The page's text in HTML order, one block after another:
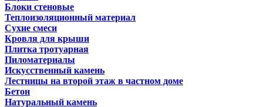
Блоки стеновые
Теплоизоляционный материал
Сухие смеси
Кровля для крыши
Плитка тротуарная
Пиломатериалы
Искусственный камень
Лестницы на второй этаж в частном доме
Бетон
Натуральный камень